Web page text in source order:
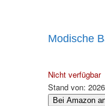
Modische
Nicht verfügbar
Stand von:
Bei Amazon